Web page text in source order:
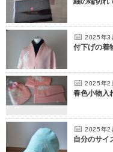
2025年3
付下げの着
2025年2
春色小物入
2025年2
自分のサイ